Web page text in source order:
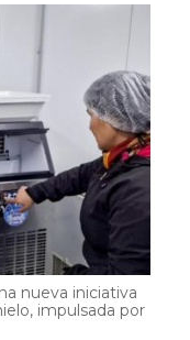
nueva iniciativa
impulsada por